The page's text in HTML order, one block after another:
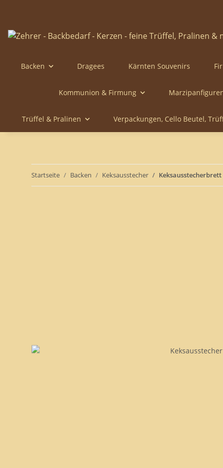
Backen Dragees Kärnten Souvenirs
Kommunion & Firmung
Trüffel & Pralinen Verpackungen, Cello Beutel,
Startseite Backen Keksausstecher Keksausstecherbrett